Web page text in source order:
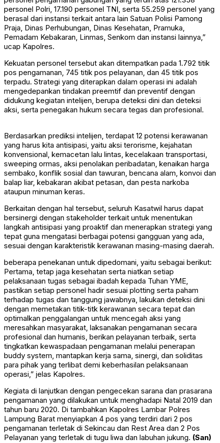
personel Polri, 17.190 personel TNI, serta 55.259 personel yang
berasal dari instansi terkait antara lain Satuan Polisi Pamong
Praja, Dinas Perhubungan, Dinas Kesehatan, Pramuka,
Pemadam Kebakaran, Linmas, Senkom dan instansi lainnya,”
ucap Kapolres.
Kekuatan personel tersebut akan ditempatkan pada 1.792 titik
pos pengamanan, 745 titik pos pelayanan, dan 45 titik pos
terpadu. Strategi yang diterapkan dalam operasi ini adalah
mengedepankan tindakan preemtif dan preventif dengan
didukung kegiatan intelijen, berupa deteksi dini dan deteksi
aksi, serta penegakan hukum secara tegas dan profesional.
Berdasarkan prediksi intelijen, terdapat 12 potensi kerawanan
yang harus kita antisipasi, yaitu aksi terorisme, kejahatan
konvensional, kemacetan lalu lintas, kecelakaan transportasi,
sweeping ormas, aksi penolakan peribadatan, kenaikan harga
sembako, konflik sosial dan tawuran, bencana alam, konvoi dan
balap liar, kebakaran akibat petasan, dan pesta narkoba
ataupun minuman keras.
Berkaitan dengan hal tersebut, seluruh Kasatwil harus dapat
bersinergi dengan stakeholder terkait untuk menentukan
langkah antisipasi yang proaktif dan menerapkan strategi yang
tepat guna mengatasi berbagai potensi gangguan yang ada,
sesuai dengan karakteristik kerawanan masing-masing daerah.
beberapa penekanan untuk dipedomani, yaitu sebagai berikut:
Pertama, tetap jaga kesehatan serta niatkan setiap
pelaksanaan tugas sebagai ibadah kepada Tuhan YME,
pastikan setiap personel hadir sesuai plotting serta paham
terhadap tugas dan tanggung jawabnya, lakukan deteksi dini
dengan memetakan titik-titk kerawanan secara tepat dan
optimalkan penggalangan untuk mencegah aksi yang
meresahkan masyarakat, laksanakan pengamanan secara
profesional dan humanis, berikan pelayanan terbaik, serta
tingkatkan kewaspadaan pengamanan melalui penerapan
buddy system, mantapkan kerja sama, sinergi, dan soliditas
para pihak yang terlibat demi keberhasilan pelaksanaan
operasi,” jelas Kapolres.
Kegiata di lanjutkan dengan pengecekan sarana dan prasarana
pengamanan yang dilakukan untuk menghadapi Natal 2019 dan
tahun baru 2020. Di tambahkan Kapolres Lambar Polres
Lampung Barat menyiapkan 4 pos yang terdiri dari 2 pos
pengamanan terletak di Sekincau dan Rest Area dan 2 Pos
Pelayanan yang terletak di tugu liwa dan labuhan jukung. (San)